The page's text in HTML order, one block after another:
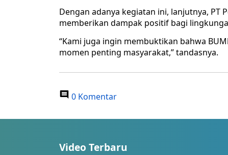
Dengan adanya kegiatan ini, lanjutnya, PT
memberikan dampak positif bagi
“Kami juga ingin membuktikan bahwa
momen penting masyarakat,” tandasnya.
0 Komentar
Video Terbaru